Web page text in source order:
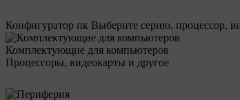
Конфигуратор пк Выберите серию, процессор,
Комплектующие для компьютеров
Процессоры, видеокарты и другое